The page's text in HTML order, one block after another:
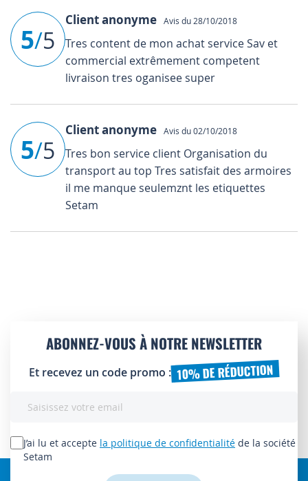
5/5
Client anonyme Avis du 28/10/2018
Tres content de mon achat service Sav et
commercial extrêmement competent
livraison tres oganisee super
5/5
Client anonyme Avis du 02/10/2018
Tres bon service client Organisation du
transport au top Tres satisfait des armoires
il me manque seulemznt les etiquettes
Setam
ABONNEZ-VOUS À NOTRE NEWSLETTER
Et recevez un code promo : 10% DE RÉDUCTION
lettre
d’information
J’ai lu et accepte la politique de confidentialité de la société
Setam